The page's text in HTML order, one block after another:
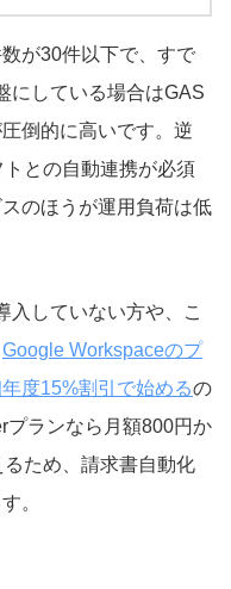
が30件以下で、すで
にしている場合はGAS
倒的に高いです。逆
との自動連携が必須
のほうが運用負荷は低
入していない方や、こ
Google Workspaceのプ
度15%割引で始めるの
プランなら月額800円か
ため、請求書自動化
。